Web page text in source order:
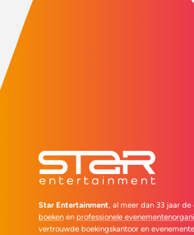
Star Entertainment, al meer dan 33 jaar
boeken en professionele
vertrouwde boekingskantoor en